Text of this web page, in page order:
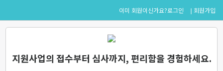
이미 회원이신가요?로그인 회원가입
지원사업의 접수부터 심사까지, 편리함을 경험하세요.